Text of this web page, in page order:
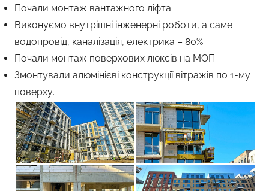
Почали монтаж вантажного ліфта.
Виконуємо внутрішні інженерні роботи, а саме
водопровід, каналізація, електрика – 80%.
Почали монтаж поверхових люксів на МОП
Змонтували алюмінієві конструкції вітражів по 1-му
поверху.